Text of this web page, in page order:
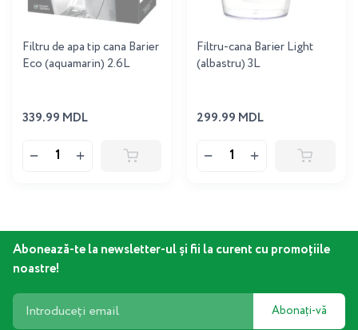
Filtru de apa tip cana Barier
Eco (aquamarin) 2.6L
339.99 MDL
Filtru-cana Barier Light
(albastru) 3L
299.99 MDL
Abonează-te la newsletter-ul și fii la curent cu promoțiile
noastre!
Abonați-vă